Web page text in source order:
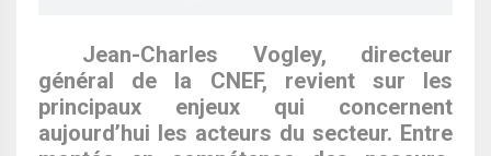
Jean-Charles Vogley, directeur
général de la CNEF, revient sur les
principaux enjeux qui concernent
aujourd’hui les acteurs du secteur. Entre